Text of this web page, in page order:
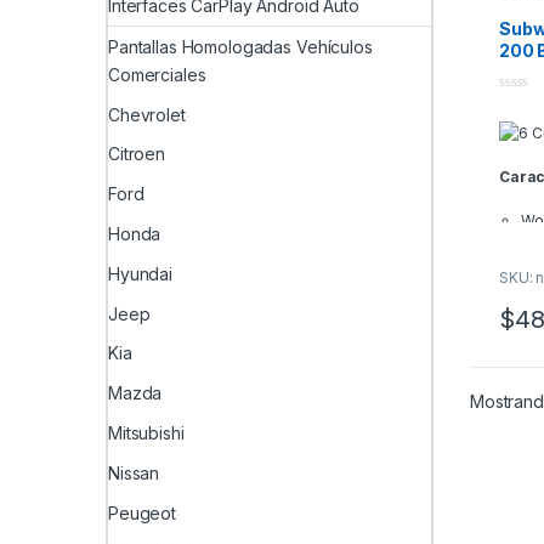
200
o
u
f
35
SKU:
$
Interfaces CarPlay Android Auto
Pantallas Homologadas Vehículos
Comerciales
Chevrolet
Citroen
Ford
Honda
Hyundai
Jeep
Kia
Mazda
Mitsubishi
Nissan
Peugeot